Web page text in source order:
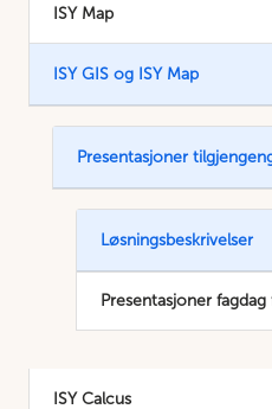
ISY Map
ISY GIS og ISY Map
Presentasjoner
Løsningsbeskrivelser
Presentasjoner
ISY Calcus